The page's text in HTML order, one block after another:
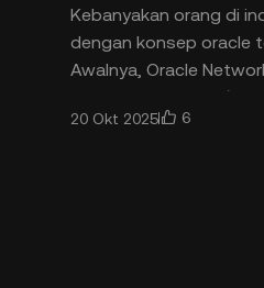
Kebanyakan orang di
dengan konsep oracle
Awalnya, Oracle
chain Applications
eksternal ke blockchain.
20 Okt 2025 6